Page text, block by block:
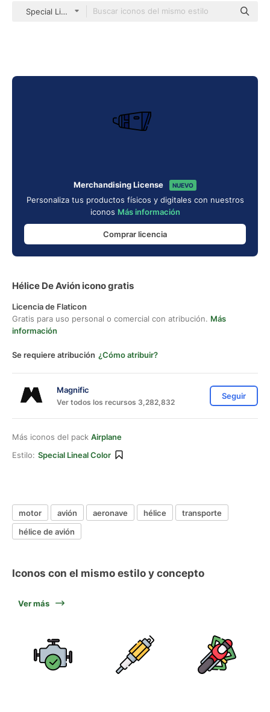
Special Lineal color
Merchandising License NUEVO
Personaliza tus productos físicos y digitales con nuestros
iconos Más información
Comprar licencia
Hélice De Avión icono gratis
Licencia de Flaticon
Gratis para uso personal o comercial con atribución. Más
información
Se requiere atribución ¿Cómo atribuir?
Magnific
Ver todos los recursos 3,282,832
Seguir
Más iconos del pack Airplane
Estilo: Special Lineal Color
motor avión aeronave hélice
transporte
hélice de avión
Iconos con el mismo estilo y concepto
Ver más